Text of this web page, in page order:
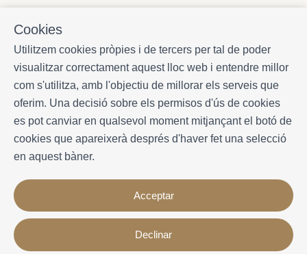
Cookies
Utilitzem cookies pròpies i de tercers per tal de poder
visualitzar correctament aquest lloc web i entendre millor
com s'utilitza, amb l'objectiu de millorar els serveis que
oferim. Una decisió sobre els permisos d'ús de cookies
es pot canviar en qualsevol moment mitjançant el botó de
cookies que apareixerà després d'haver fet una selecció
en aquest bàner.
Acceptar
Declinar